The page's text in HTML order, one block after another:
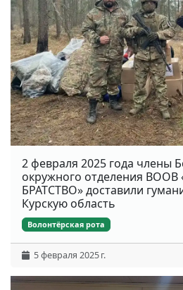
2 февраля 2025 года члены
окружного отделения
БРАТСТВО» доставили
Курскую область
Волонтёрская рота
5 февраля 2025 г.